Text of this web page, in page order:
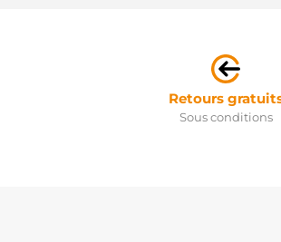
Retours
Sous conditions